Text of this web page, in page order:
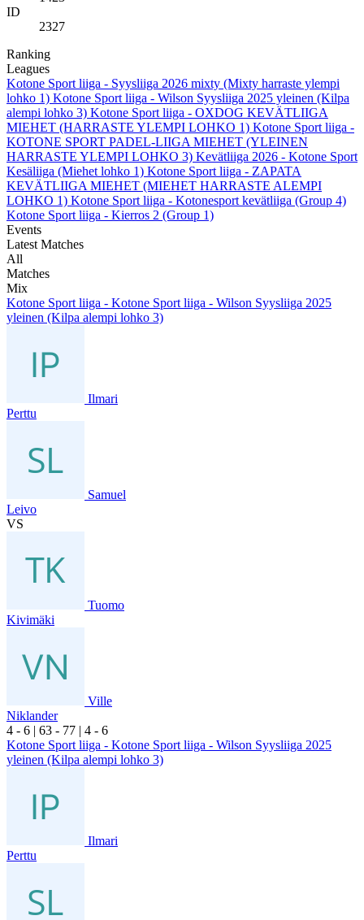
ID
2327
Ranking
Leagues
Kotone Sport liiga - Syysliiga 2026 mixty (Mixty harraste ylempi
lohko 1) Kotone Sport liiga - Wilson Syysliiga 2025 yleinen (Kilpa
alempi lohko 3) Kotone Sport liiga - OXDOG KEVÄTLIIGA
MIEHET (HARRASTE YLEMPI LOHKO 1) Kotone Sport liiga -
KOTONE SPORT PADEL-LIIGA MIEHET (YLEINEN
HARRASTE YLEMPI LOHKO 3) Kevätliiga 2026 - Kotone Sport
Kesäliiga (Miehet lohko 1) Kotone Sport liiga - ZAPATA
KEVÄTLIIGA MIEHET (MIEHET HARRASTE ALEMPI
LOHKO 1) Kotone Sport liiga - Kotonesport kevätliiga (Group 4)
Kotone Sport liiga - Kierros 2 (Group 1)
Events
Latest Matches
All
Matches
Mix
Kotone Sport liiga - Kotone Sport liiga - Wilson Syysliiga 2025
yleinen (Kilpa alempi lohko 3)
Ilmari
Perttu
Samuel
Leivo
VS
Tuomo
Kivimäki
Ville
Niklander
4 - 6 | 63 - 77 | 4 - 6
Kotone Sport liiga - Kotone Sport liiga - Wilson Syysliiga 2025
yleinen (Kilpa alempi lohko 3)
Ilmari
Perttu